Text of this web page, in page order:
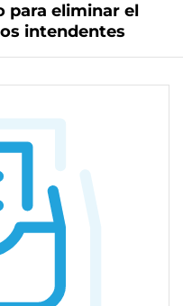
para eliminar el
intendentes